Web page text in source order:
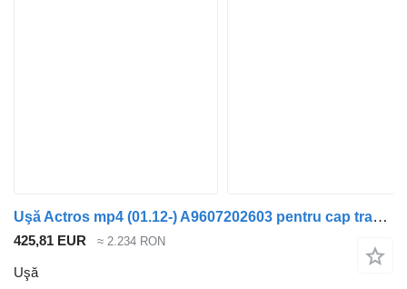
Uşă Actros mp4 (01.12-) A9607202603 pentru cap tractor Mercedes-Benz Actros MP4, Antos, Arocs
425,81 EUR ≈ 2.234 RON
Uşă